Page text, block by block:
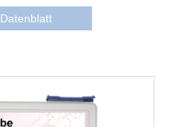
Datenblatt